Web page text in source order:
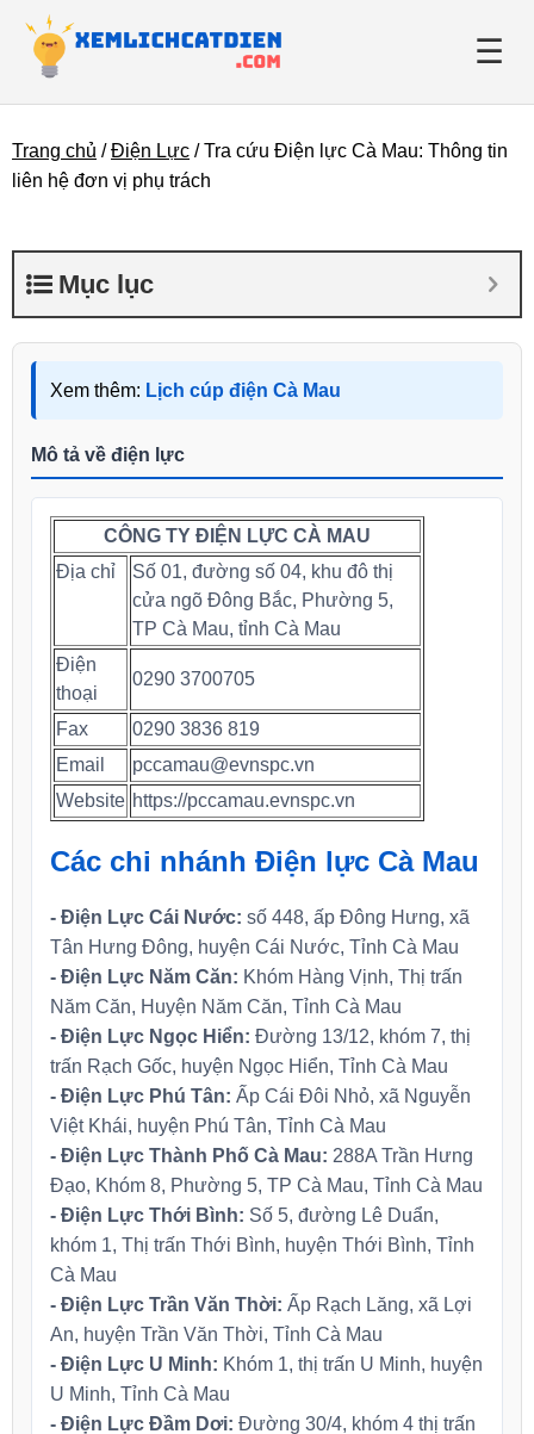
☰
Giới thiệu
Tin tức
Trang chủ /Điện Lực /Tra cứu Điện lực Cà Mau: Thông tin
liên hệ đơn vị phụ trách
Mục lục
Xem thêm: Lịch cúp điện Cà Mau
Mô tả về điện lực
CÔNG TY ĐIỆN LỰC CÀ MAU
Địa chỉ
Số 01, đường số 04, khu đô thị
cửa ngõ Đông Bắc, Phường 5,
TP Cà Mau, tỉnh Cà Mau
Điện
thoại
0290 3700705
Fax
0290 3836 819
Email
pccamau@evnspc.vn
Website https://pccamau.evnspc.vn
Các chi nhánh Điện lực Cà Mau
- Điện Lực Cái Nước: số 448, ấp Đông Hưng, xã
Tân Hưng Đông, huyện Cái Nước, Tỉnh Cà Mau
- Điện Lực Năm Căn: Khóm Hàng Vịnh, Thị trấn
Năm Căn, Huyện Năm Căn, Tỉnh Cà Mau
- Điện Lực Ngọc Hiển: Đường 13/12, khóm 7, thị
trấn Rạch Gốc, huyện Ngọc Hiển, Tỉnh Cà Mau
- Điện Lực Phú Tân: Ấp Cái Đôi Nhỏ, xã Nguyễn
Việt Khái, huyện Phú Tân, Tỉnh Cà Mau
- Điện Lực Thành Phố Cà Mau: 288A Trần Hưng
Đạo, Khóm 8, Phường 5, TP Cà Mau, Tỉnh Cà Mau
- Điện Lực Thới Bình: Số 5, đường Lê Duẩn,
khóm 1, Thị trấn Thới Bình, huyện Thới Bình, Tỉnh
Cà Mau
- Điện Lực Trần Văn Thời: Ấp Rạch Lăng, xã Lợi
An, huyện Trần Văn Thời, Tỉnh Cà Mau
- Điện Lực U Minh: Khóm 1, thị trấn U Minh, huyện
U Minh, Tỉnh Cà Mau
- Điện Lực Đầm Dơi: Đường 30/4, khóm 4 thị trấn